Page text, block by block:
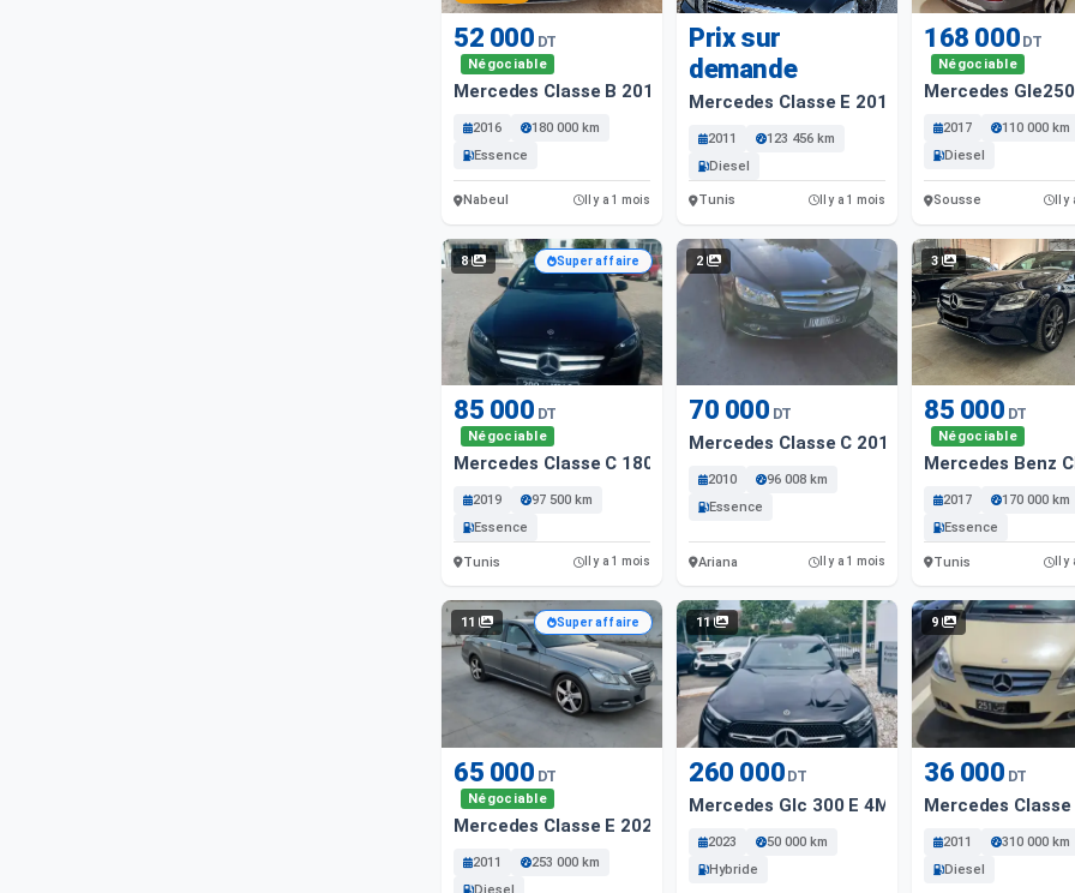
52 000 DT
Négociable
Mercedes Classe B 2016 Essence Nabeul
2016
180 000 km
Essence
Nabeul Il y a 1 mois
Prix sur
demande
Mercedes Classe E 2011 Diesel 123 456 Km
2011
123 456 km
Diesel
Tunis Il y a 1 mois
168 000 DT
Négociable
Mercedes Gle250
2017
110 000 km
Diesel
Sousse Il
8 Super affaire
85 000 DT
Négociable
Mercedes Classe C 180; 2019 97500 Km
2019
97 500 km
Essence
Tunis Il y a 1 mois
2
70 000 DT
Mercedes Classe C 2010 96008 Km
2010
96 008 km
Essence
Ariana Il y a 1 mois
3
85 000 DT
Négociable
Mercedes Benz
2017
170 000 km
Essence
Tunis Il
11 Super affaire
65 000 DT
Négociable
Mercedes Classe E 2020 - 253 000 Km - Diesel
2011
253 000 km
11
260 000 DT
Mercedes Glc 300 E 4Matic Amg Line
2023
50 000 km
Hybride
9
36 000 DT
Mercedes Classe
2011
310 000 km
Diesel